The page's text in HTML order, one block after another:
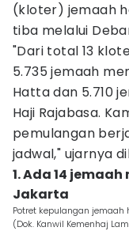
(kloter) jemaah
tiba melalui
"Dari total 13
5.735 jemaah
Hatta dan 5.710
Haji Rajabasa.
pemulangan
jadwal," ujarnya
1. Ada 14
Jakarta
Potret kepulangan
(Dok. Kanwil Kemenhaj